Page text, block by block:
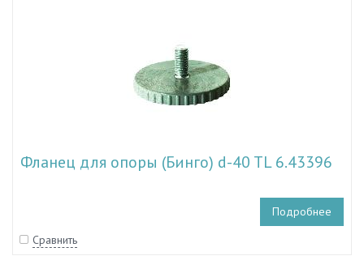
Фланец для опоры (Бинго) d-40 TL 6.43396
Подробнее
Сравнить